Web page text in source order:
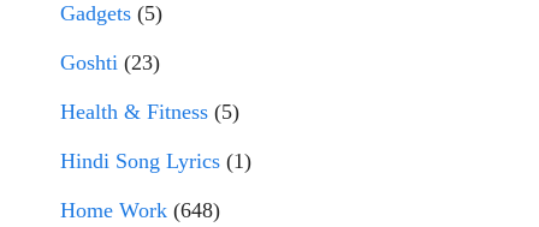
Gadgets (5)
Goshti (23)
Health & Fitness (5)
Hindi Song Lyrics (1)
Home Work (648)